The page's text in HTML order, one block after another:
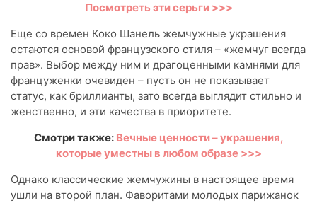
Посмотреть эти серьги >>>
Еще со времен Коко Шанель жемчужные украшения
остаются основой французского стиля – «жемчуг всегда
прав». Выбор между ним и драгоценными камнями для
француженки очевиден – пусть он не показывает
статус, как бриллианты, зато всегда выглядит стильно и
женственно, и эти качества в приоритете.
Смотри также: Вечные ценности – украшения,
которые уместны в любом образе >>>
Однако классические жемчужины в настоящее время
ушли на второй план. Фаворитами молодых парижанок